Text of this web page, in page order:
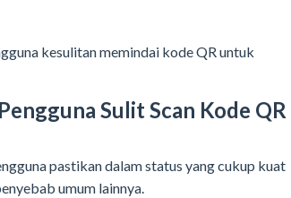
kesulitan memindai kode QR untuk
Sulit Scan Kode QR
pastikan dalam status yang cukup kuat
umum lainnya.